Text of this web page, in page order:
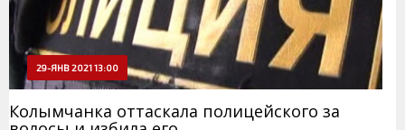
29-ЯНВ 2021 13:00
Колымчанка оттаскала полицейского за